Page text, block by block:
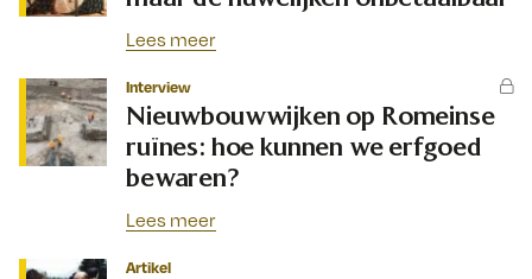
Lees meer
Interview
Nieuwbouwwijken op Romeinse
ruïnes: hoe kunnen we erfgoed
bewaren?
Lees meer
Artikel